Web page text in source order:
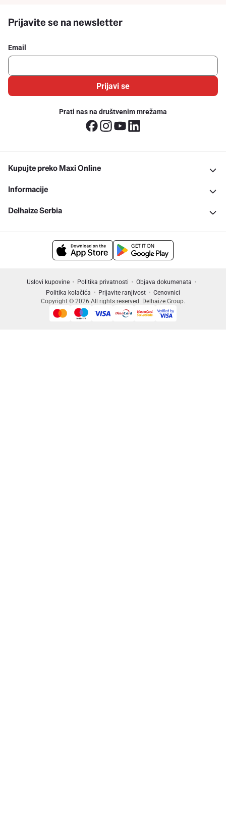
Prijavite se na newsletter
Email
Prijavi se
Prati nas na društvenim mrežama
Kupujte preko Maxi Online
Informacije
Delhaize Serbia
Uslovi kupovine Politika privatnosti
Objava dokumenata
Politika kolačića
Prijavite ranjivost
Cenovnici
Copyright © 2026 All rights reserved. Delhaize Group.